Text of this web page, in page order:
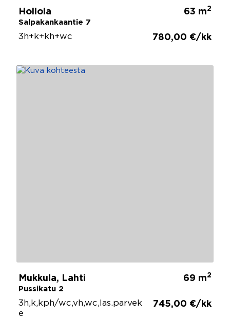
Hollola
Salpakankaantie 7
63 m2
3h+k+kh+wc 780,00 €/kk
Mukkula, Lahti
Pussikatu 2
69 m2
3h,k,kph/wc,vh,wc,las.parvek
e
745,00 €/kk